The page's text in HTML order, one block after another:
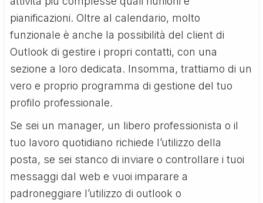
pianificazioni. Oltre al calendario, molto
funzionale è anche la possibilità del client di
Outlook di gestire i propri contatti, con una
sezione a loro dedicata. Insomma, trattiamo di un
vero e proprio programma di gestione del tuo
profilo professionale.
Se sei un manager, un libero professionista o il
tuo lavoro quotidiano richiede l’utilizzo della
posta, se sei stanco di inviare o controllare i tuoi
messaggi dal web e vuoi imparare a
padroneggiare l’utilizzo di outlook o